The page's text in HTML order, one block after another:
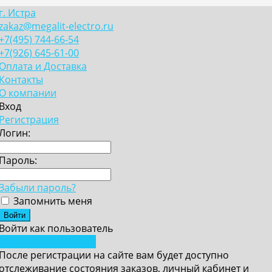
Истра
electro.ru
744-66-54
645-61-00
и Доставка
компании
пароль?
Запомнить меня
как пользователь
регистрации на сайте вам будет доступно
состояния заказов, личный кабинет и